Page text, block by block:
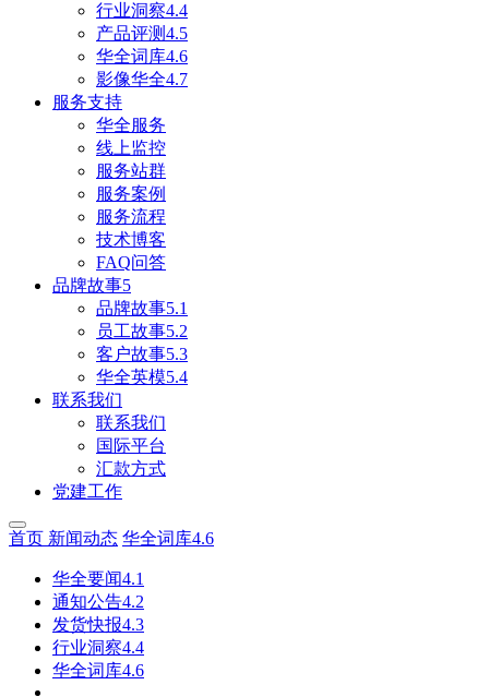
行业洞察4.4
产品评测4.5
华全词库4.6
影像华全4.7
服务支持
华全服务
线上监控
服务站群
服务案例
服务流程
技术博客
FAQ问答
品牌故事5
品牌故事5.1
员工故事5.2
客户故事5.3
华全英模5.4
联系我们
联系我们
国际平台
汇款方式
党建工作
首页 新闻动态 华全词库4.6
华全要闻4.1
通知公告4.2
发货快报4.3
行业洞察4.4
华全词库4.6